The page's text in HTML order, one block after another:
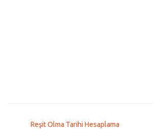
Reşit Olma Tarihi Hesaplama